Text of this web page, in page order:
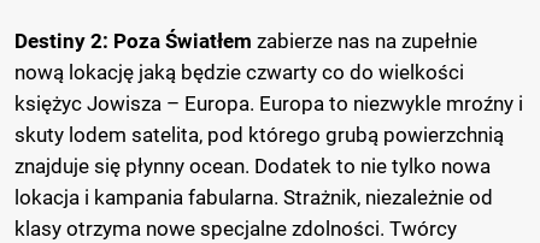
Destiny 2: Poza Światłem zabierze nas na zupełnie
nową lokację jaką będzie czwarty co do wielkości
księżyc Jowisza – Europa. Europa to niezwykle mroźny i
skuty lodem satelita, pod którego grubą powierzchnią
znajduje się płynny ocean. Dodatek to nie tylko nowa
lokacja i kampania fabularna. Strażnik, niezależnie od
klasy otrzyma nowe specjalne zdolności. Twórcy